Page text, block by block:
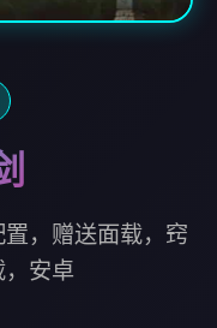
，赠送面载，窍
安卓